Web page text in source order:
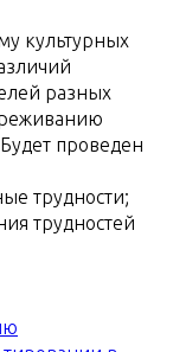
культурных
разных
проведен
трудности;
трудностей